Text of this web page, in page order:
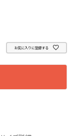
お気に入りに登録する